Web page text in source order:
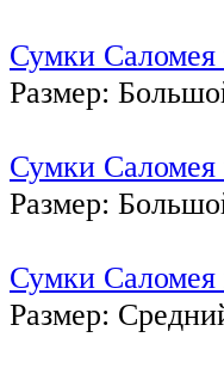
Сумки Саломея
Размер:
Сумки Саломея
Размер:
Сумки Саломея
Размер: